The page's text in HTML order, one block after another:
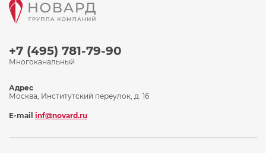
+7 (495) 781-79-90
Многоканальный
Адрес
Москва, Институтский переулок, д. 16
E-mail inf@novard.ru